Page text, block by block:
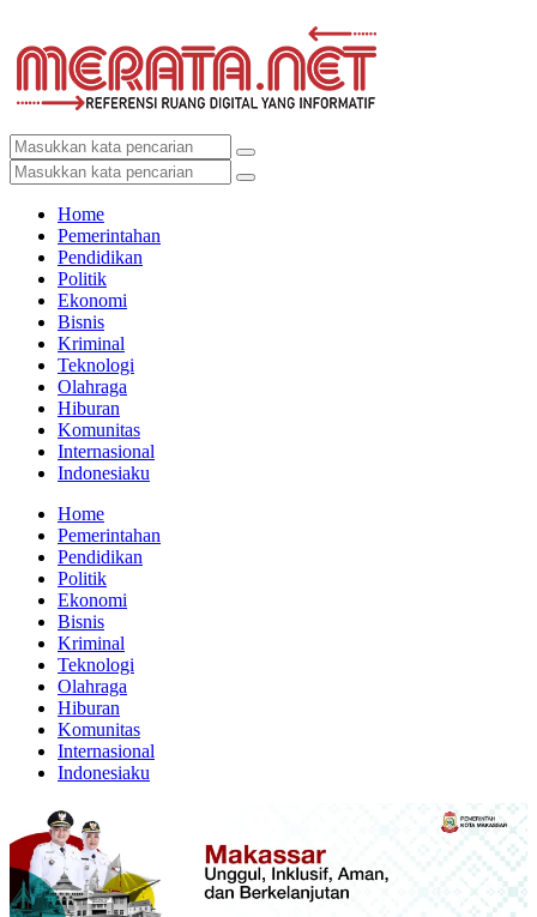
Home
Pemerintahan
Pendidikan
Politik
Ekonomi
Bisnis
Kriminal
Teknologi
Olahraga
Hiburan
Komunitas
Internasional
Indonesiaku
Home
Pemerintahan
Pendidikan
Politik
Ekonomi
Bisnis
Kriminal
Teknologi
Olahraga
Hiburan
Komunitas
Internasional
Indonesiaku